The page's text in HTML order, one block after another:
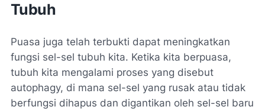
Tubuh
Puasa juga telah terbukti dapat meningkatkan
fungsi sel-sel tubuh kita. Ketika kita berpuasa,
tubuh kita mengalami proses yang disebut
autophagy, di mana sel-sel yang rusak atau tidak
berfungsi dihapus dan digantikan oleh sel-sel baru